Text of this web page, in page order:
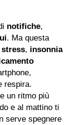
notifiche,
. Ma questa
stress, insonnia
respira.
un ritmo più
e al mattino ti
serve spegnere